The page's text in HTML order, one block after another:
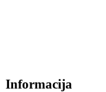
Informacija